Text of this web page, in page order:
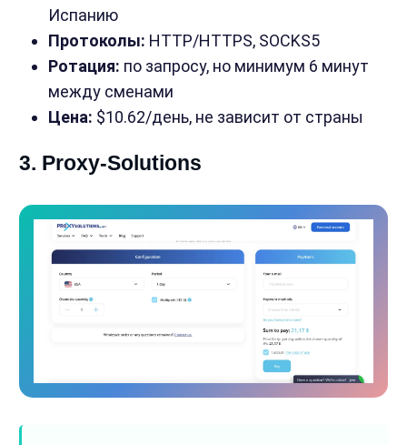
Испанию
Протоколы: HTTP/HTTPS, SOCKS5
Ротация: по запросу, но минимум 6 минут
между сменами
Цена: $10.62/день, не зависит от страны
3. Proxy-Solutions